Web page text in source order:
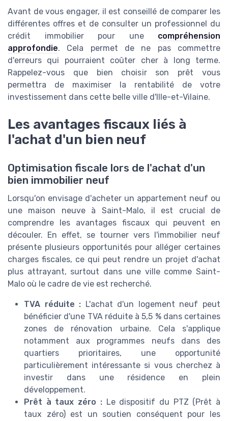
Avant de vous engager, il est conseillé de comparer les
différentes offres et de consulter un professionnel du
crédit immobilier pour une compréhension
approfondie. Cela permet de ne pas commettre
d'erreurs qui pourraient coûter cher à long terme.
Rappelez-vous que bien choisir son prêt vous
permettra de maximiser la rentabilité de votre
investissement dans cette belle ville d'Ille-et-Vilaine.
Les avantages fiscaux liés à
l'achat d'un bien neuf
Optimisation fiscale lors de l'achat d'un
bien immobilier neuf
Lorsqu'on envisage d'acheter un appartement neuf ou
une maison neuve à Saint-Malo, il est crucial de
comprendre les avantages fiscaux qui peuvent en
découler. En effet, se tourner vers l'immobilier neuf
présente plusieurs opportunités pour alléger certaines
charges fiscales, ce qui peut rendre un projet d'achat
plus attrayant, surtout dans une ville comme Saint-
Malo où le cadre de vie est recherché.
TVA réduite : L'achat d'un logement neuf peut
bénéficier d'une TVA réduite à 5,5 % dans certaines
zones de rénovation urbaine. Cela s'applique
notamment aux programmes neufs dans des
quartiers prioritaires, une opportunité
particulièrement intéressante si vous cherchez à
investir dans une résidence en plein
développement.
Prêt à taux zéro :Le dispositif du PTZ (Prêt à
taux zéro) est un soutien conséquent pour les